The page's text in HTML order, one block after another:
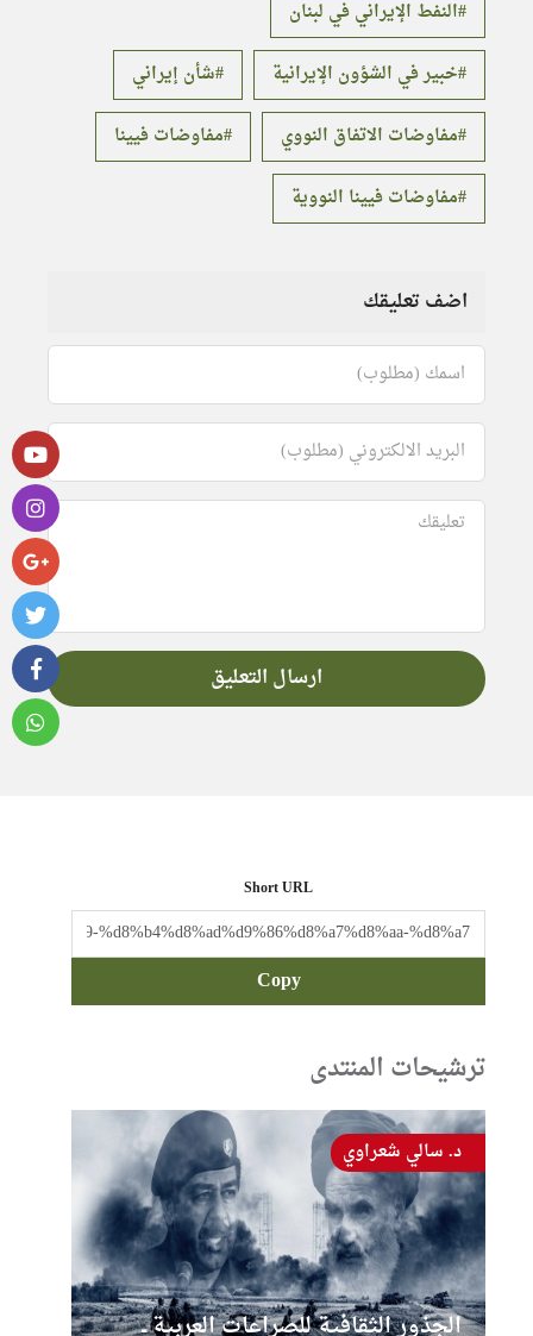
النفط الإيراني في لبنان
خبير في الشؤون الإيرانية
شأن إيراني
مفاوضات الاتفاق النووي
مفاوضات فيينا
مفاوضات فيينا النووية
اضف تعليقك
Short URL
Copy
ترشيحات المنتدى
الجذور الثقافية للصراعات العربية ــ
د. سالي شعراوي